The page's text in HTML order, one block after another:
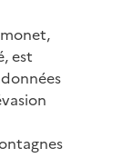
est